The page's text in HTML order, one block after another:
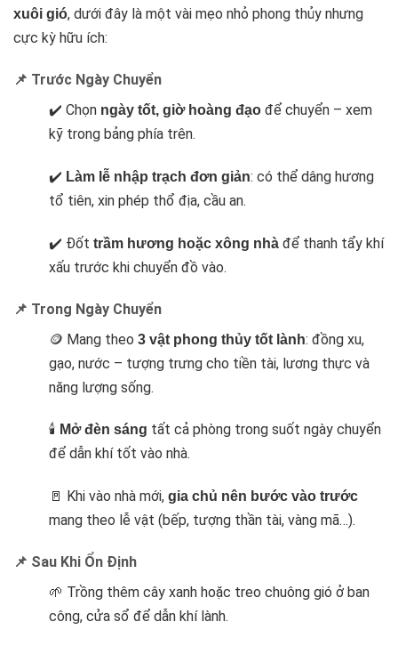
xuôi gió, dưới đây là một vài mẹo nhỏ phong thủy nhưng
cực kỳ hữu ích:
📌 Trước Ngày Chuyển
✔️ Chọn ngày tốt, giờ hoàng đạo để chuyển – xem
kỹ trong bảng phía trên.
✔️ Làm lễ nhập trạch đơn giản: có thể dâng hương
tổ tiên, xin phép thổ địa, cầu an.
✔️ Đốt trầm hương hoặc xông nhà để thanh tẩy khí
xấu trước khi chuyển đồ vào.
📌 Trong Ngày Chuyển
🪙 Mang theo 3 vật phong thủy tốt lành: đồng xu,
gạo, nước – tượng trưng cho tiền tài, lương thực và
năng lượng sống.
🕯️ Mở đèn sáng tất cả phòng trong suốt ngày chuyển
để dẫn khí tốt vào nhà.
🚪 Khi vào nhà mới, gia chủ nên bước vào trước
mang theo lễ vật (bếp, tượng thần tài, vàng mã…).
📌 Sau Khi Ổn Định
🌱 Trồng thêm cây xanh hoặc treo chuông gió ở ban
công, cửa sổ để dẫn khí lành.